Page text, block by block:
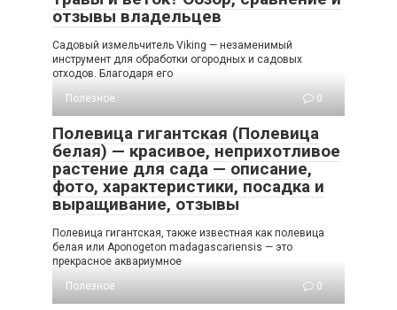
отзывы владельцев
Садовый измельчитель Viking — незаменимый
инструмент для обработки огородных и садовых
отходов. Благодаря его
Полезное
0
Полевица гигантская (Полевица
белая) — красивое, неприхотливое
растение для сада — описание,
фото, характеристики, посадка и
выращивание, отзывы
Полевица гигантская, также известная как полевица
белая или Aponogeton madagascariensis — это
прекрасное аквариумное
Полезное
0